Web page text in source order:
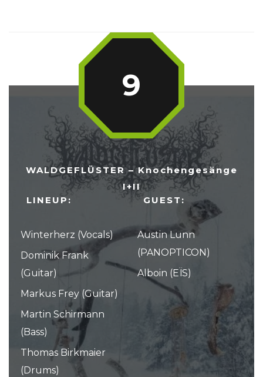
WALDGEFLÜSTER – Knochengesänge
I+II
LINEUP:
Winterherz (Vocals)
Dominik Frank
(Guitar)
Markus Frey (Guitar)
Martin Schirmann
(Bass)
Thomas Birkmaier
(Drums)
GUEST:
Austin Lunn
(PANOPTICON)
Alboin (EÏS)
9